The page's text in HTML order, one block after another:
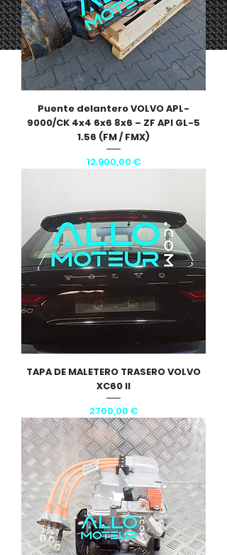
Puente delantero VOLVO APL-
9000/CK 4x4 6x6 8x6 – ZF API GL-5
1.56 (FM / FMX)
Precio
12.900,00 €
TAPA DE MALETERO TRASERO VOLVO
XC60 II
Precio
2700,00 €